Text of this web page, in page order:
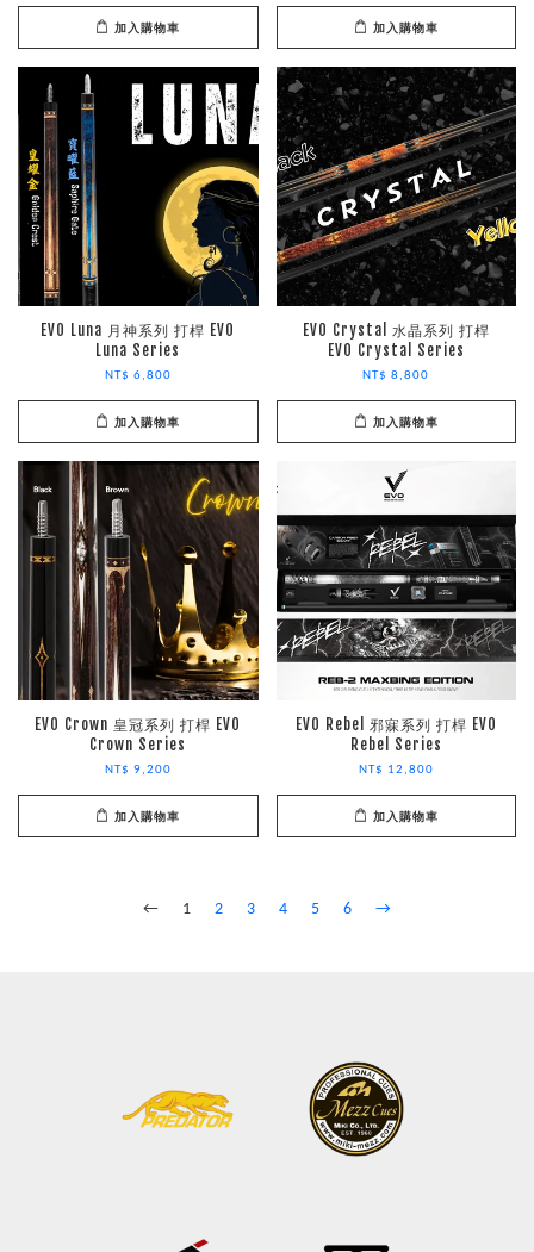
加入購物車 加入購物車
EVO Luna 月神系列 打桿 EVO
Luna Series
NT$ 6,800
加入購物車
EVO Crystal 水晶系列 打桿
EVO Crystal Series
NT$ 8,800
加入購物車
EVO Crown 皇冠系列 打桿 EVO
Crown Series
NT$ 9,200
加入購物車
EVO Rebel 邪寐系列 打桿 EVO
Rebel Series
NT$ 12,800
加入購物車
← 1 2 3 4 5 6 →